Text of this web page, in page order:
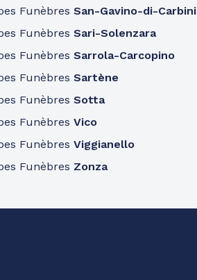
FunèbresSan-Gavino-di-Carbini
FunèbresSari-Solenzara
FunèbresSarrola-Carcopino
FunèbresSartène
FunèbresSotta
FunèbresVico
FunèbresViggianello
Funèbres Zonza